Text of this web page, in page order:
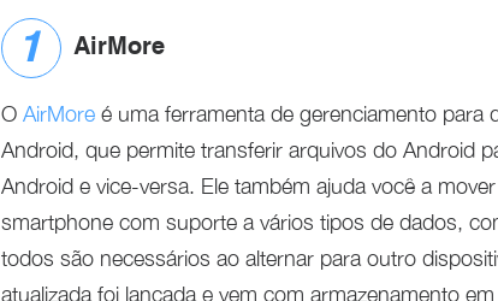
AirMore
O AirMore é uma ferramenta de gerenciamento para
Android, que permite transferir arquivos do Android
Android e vice-versa. Ele também ajuda você a
smartphone com suporte a vários tipos de dados,
todos são necessários ao alternar para outro
atualizada foi lançada e vem com armazenamento